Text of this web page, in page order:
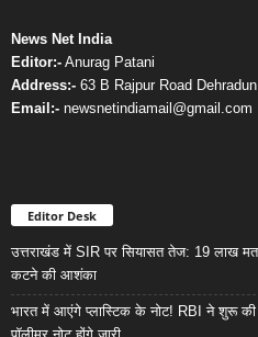
News Net India
Editor:- Anurag Patani
Address:- 63 B Rajpur Road
Email:- newsnetindiamail@gmail.com
Editor Desk
उत्तराखंड में SIR पर सियासत तेज: 19 लाख
कटने की आशंका
भारत में आएंगे प्लास्टिक के नोट! RBI ने शुरू